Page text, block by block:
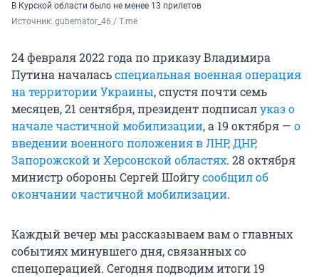
В Курской области было не менее 13 прилетов
Источник: gubernator_46 / T.me
24 февраля 2022 года по приказу Владимира
Путина началасьспециальная военная операция
на территории Украины, спустя почти семь
месяцев, 21 сентября, президент подписалуказ о
начале частичной мобилизации, а 19 октября — о
введении военного положения в ЛНР, ДНР,
Запорожской и Херсонской областях. 28 октября
министр обороны Сергей Шойгусообщил об
окончании частичной мобилизации.
Каждый вечер мы рассказываем вам о главных
событиях минувшего дня, связанных со
спецоперацией. Сегодня подводим итоги 19